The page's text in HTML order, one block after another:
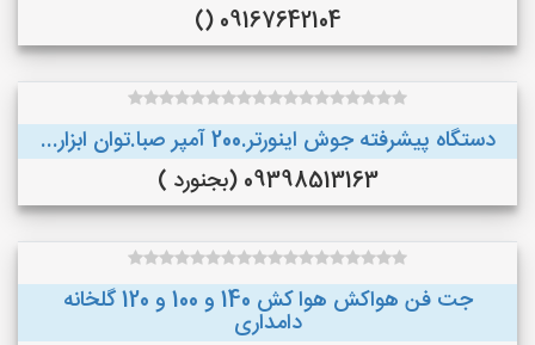
09167642104 ()
دستگاه پیشرفته جوش اینورتر.200 آمپر صبا.توان ابزار...
09398513163 (بجنورد )
جت فن هواکش هوا کش 140 و 100 و 120 گلخانه
دامداری